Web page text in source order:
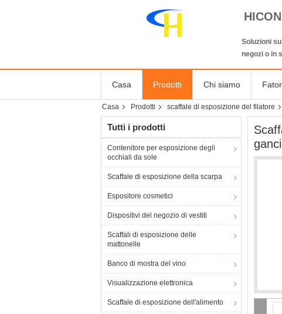
Soluzioni
negozi o in
Casa Prodotti Chi siamo
Casa Prodotti scaffale di esposizione del filatore
Tutti i prodotti
Contenitore per esposizione degli
occhiali da sole
Scaffale di esposizione della scarpa
Espositore cosmetici
Dispositivi del negozio di vestiti
Scaffali di esposizione delle
mattonelle
Banco di mostra del vino
Visualizzazione elettronica
Scaffale di esposizione dell'alimento